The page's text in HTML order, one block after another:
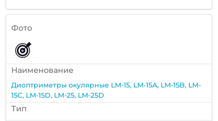
Фото
Наименование
Диоптриметры окулярные LM-15, LM-15A, LM-15B, LM-
15C, LM-15D, LM-25, LM-25D
Тип